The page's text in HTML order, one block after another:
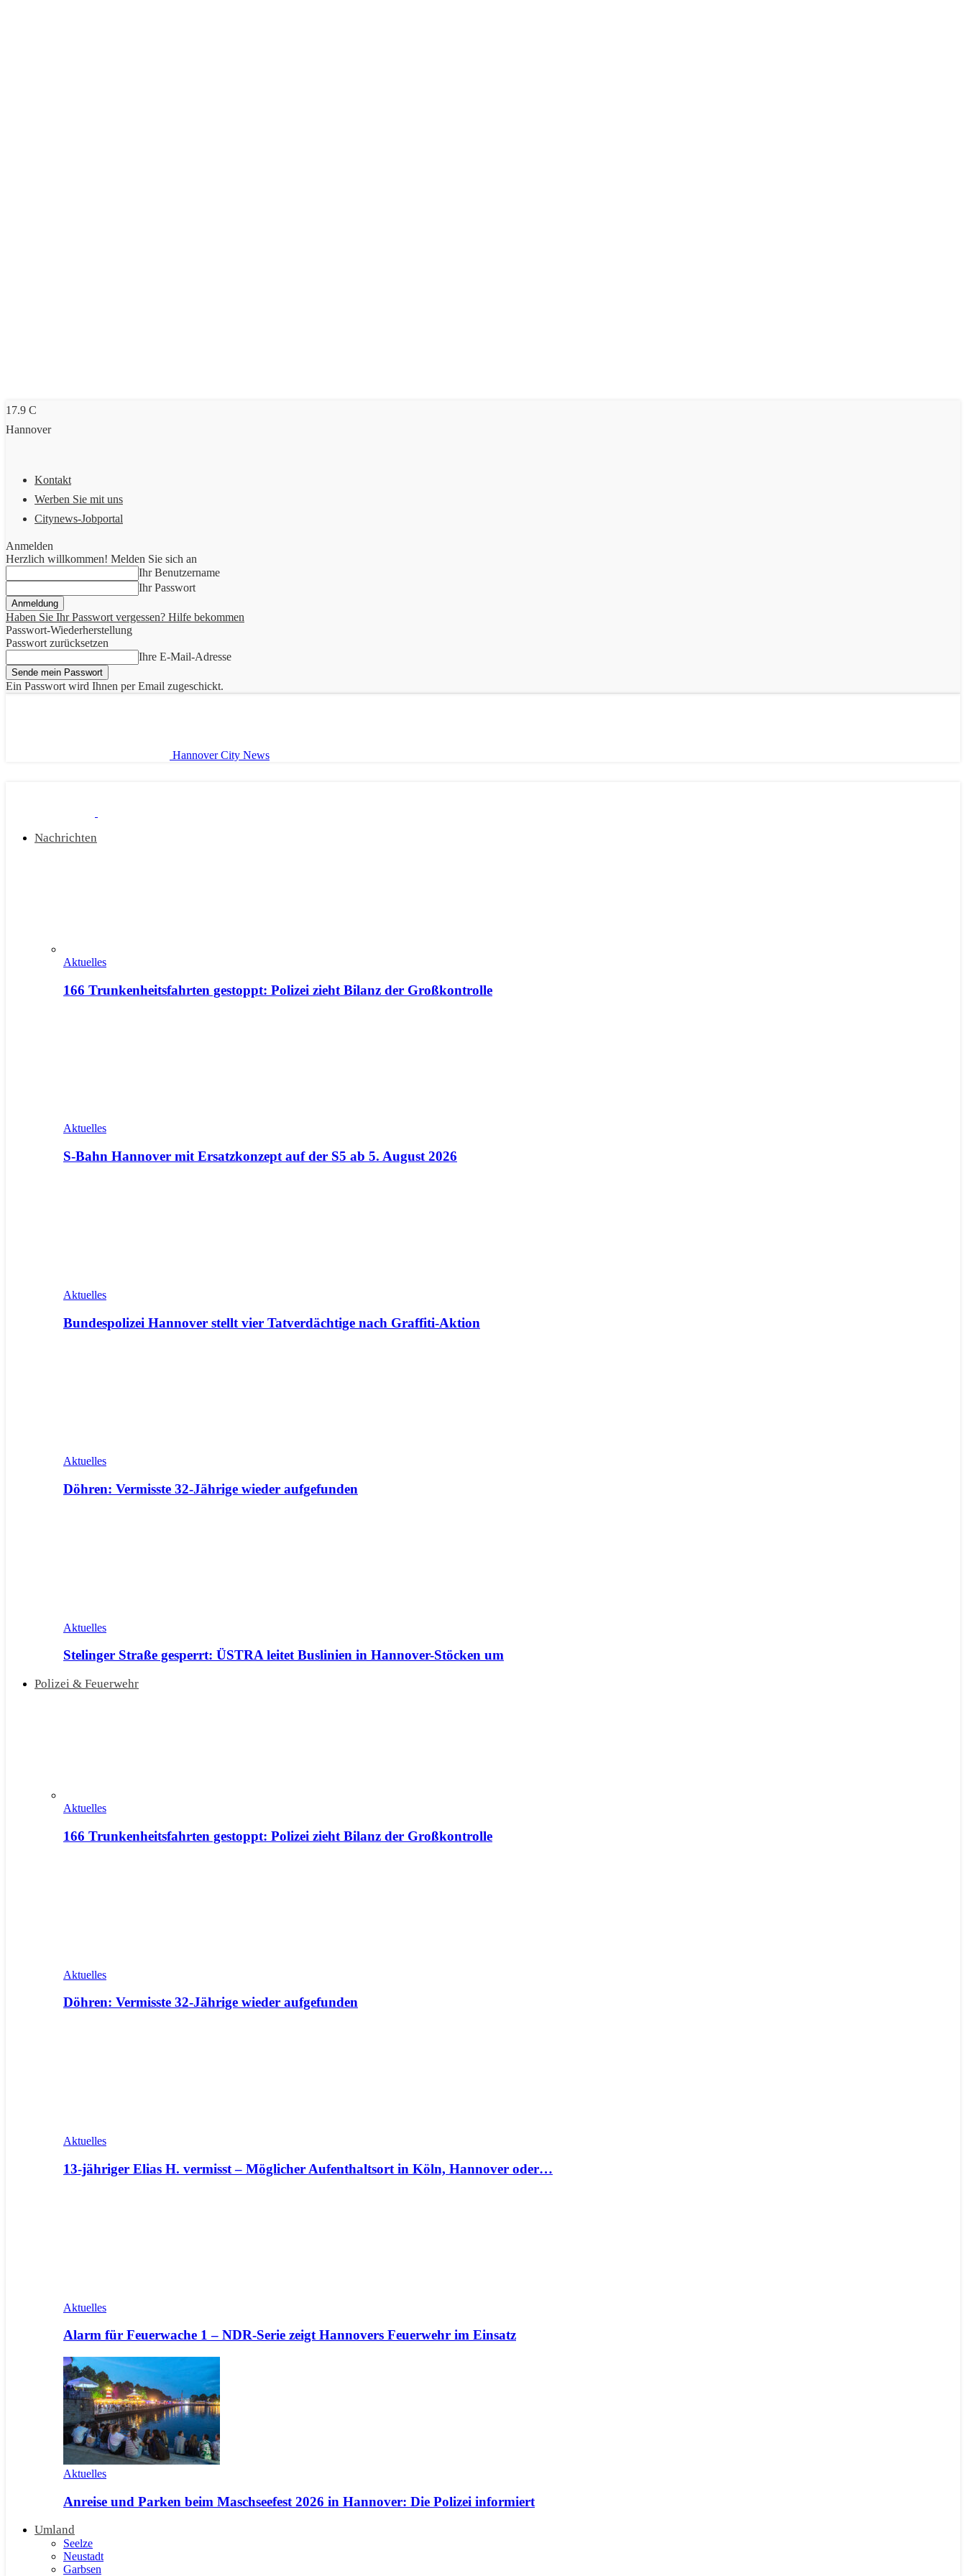
17.9 C
Hannover
Kontakt
Werben Sie mit uns
Citynews-Jobportal
Anmelden
Herzlich willkommen! Melden Sie sich an
Ihr Benutzername
Ihr Passwort
Haben Sie Ihr Passwort vergessen? Hilfe bekommen
Passwort-Wiederherstellung
Passwort zurücksetzen
Ihre E-Mail-Adresse
Ein Passwort wird Ihnen per Email zugeschickt.
Hannover City News
Nachrichten
Aktuelles
166 Trunkenheitsfahrten gestoppt: Polizei zieht Bilanz der Großkontrolle
Aktuelles
S-Bahn Hannover mit Ersatzkonzept auf der S5 ab 5. August 2026
Aktuelles
Bundespolizei Hannover stellt vier Tatverdächtige nach Graffiti-Aktion
Aktuelles
Döhren: Vermisste 32-Jährige wieder aufgefunden
Aktuelles
Stelinger Straße gesperrt: ÜSTRA leitet Buslinien in Hannover-Stöcken um
Polizei & Feuerwehr
Aktuelles
166 Trunkenheitsfahrten gestoppt: Polizei zieht Bilanz der Großkontrolle
Aktuelles
Döhren: Vermisste 32-Jährige wieder aufgefunden
Aktuelles
13-jähriger Elias H. vermisst – Möglicher Aufenthaltsort in Köln, Hannover oder…
Aktuelles
Alarm für Feuerwache 1 – NDR-Serie zeigt Hannovers Feuerwehr im Einsatz
Aktuelles
Anreise und Parken beim Maschseefest 2026 in Hannover: Die Polizei informiert
Umland
Seelze
Neustadt
Garbsen